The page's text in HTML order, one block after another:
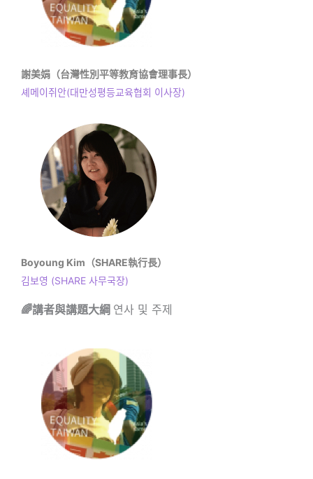
謝美娟（台灣性別平等教育協會理事長）
셰메이쥐안(대만성평등교육협회 이사장)
Boyoung Kim（SHARE執行長）
김보영 (SHARE 사무국장)
🌈講者與講題大綱 연사 및 주제